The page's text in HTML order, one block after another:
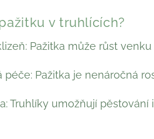
v truhlících?
Pažitka může růst
péče: Pažitka je nenáročná
Truhlíky umožňují